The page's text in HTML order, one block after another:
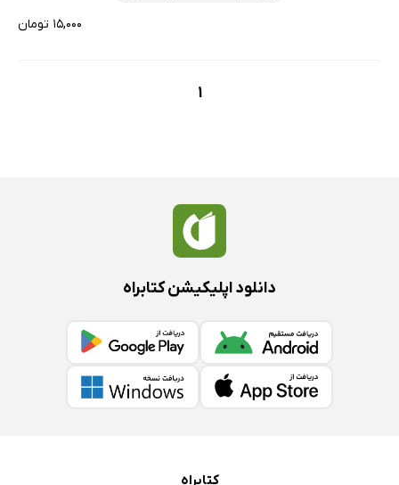
۱۵,۰۰۰ تومان
1
دانلود اپلیکیشن کتابراه
کتابراه